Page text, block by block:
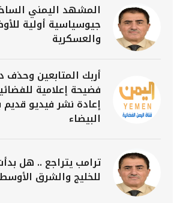
المشهد اليمني
جيوسياسية أولية
والعسكرية
أربك المتابعين وحذف
فضيحة إعلامية
إعادة نشر فيديو
البيضاء
ترامب يتراجع .. هل
للخليج والشرق